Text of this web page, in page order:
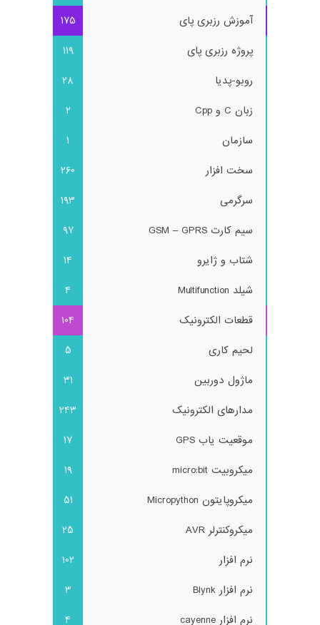
آموزش رزبری پای
175
پروژه رزبری پای
119
روبو-پدیا
28
زبان C و Cpp
2
سازمان
1
سخت افزار
260
سرگرمی
193
سیم کارت GSM – GPRS
97
شتاب و ژایرو
14
شیلد Multifunction
4
قطعات الکترونیک
104
لحیم کاری
5
ماژول دوربین
31
مدارهای الکترونیک
243
موقعیت یاب GPS
17
میکروبیت micro:bit
19
میکروپایتون Micropython
51
میکروکنترلر AVR
25
نرم افزار
102
نرم افزار Blynk
3
نرم افزار cayenne
4